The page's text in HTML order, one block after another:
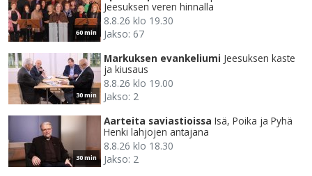
60 min
Jeesuksen veren hinnalla
8.8.26 klo 19.30
Jakso: 67
30 min
Markuksen evankeliumi Jeesuksen kaste
ja kiusaus
8.8.26 klo 19.00
Jakso: 2
30 min
Aarteita saviastioissa Isä, Poika ja Pyhä
Henki lahjojen antajana
8.8.26 klo 18.30
Jakso: 2